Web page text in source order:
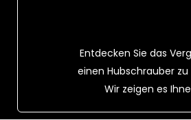
Entdecken Sie das
einen Hubschrauber zu
Wir zeigen es